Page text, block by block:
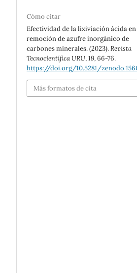
Cómo citar
Efectividad de la lixiviación ácida
remoción de azufre inorgánico de
carbones minerales. (2023).Revista
Tecnocientífica URU,19, 66-76.
https://doi.org/10.5281/
Más formatos de cita